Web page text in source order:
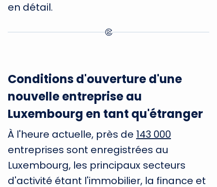
en détail.
Conditions d'ouverture d'une
nouvelle entreprise au
Luxembourg en tant qu'étranger
À l'heure actuelle, près de 143 000
entreprises sont enregistrées au
Luxembourg, les principaux secteurs
d'activité étant l'immobilier, la finance et